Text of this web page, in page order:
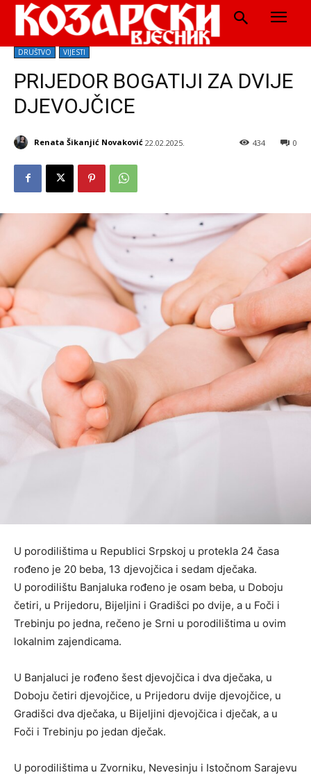
DRUŠTVO VIJESTI
PRIJEDOR BOGATIJI ZA DVIJE
DJEVOJČICE
Renata Šikanjić Novaković 22.02.2025. 0
434
U porodilištima u Republici Srpskoj u protekla 24 časa
rođeno je 20 beba, 13 djevojčica i sedam dječaka.
U porodilištu Banjaluka rođeno je osam beba, u Doboju
četiri, u Prijedoru, Bijeljini i Gradišci po dvije, a u Foči i
Trebinju po jedna, rečeno je Srni u porodilištima u ovim
lokalnim zajendicama.
U Banjaluci je rođeno šest djevojčica i dva dječaka, u
Doboju četiri djevojčice, u Prijedoru dvije djevojčice, u
Gradišci dva dječaka, u Bijeljini djevojčica i dječak, a u
Foči i Trebinju po jedan dječak.
U porodilištima u Zvorniku, Nevesinju i Istočnom Sarajevu